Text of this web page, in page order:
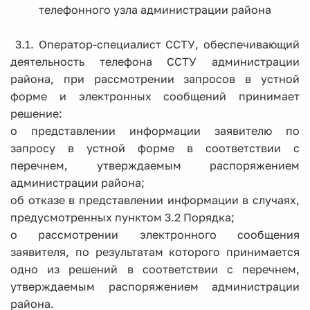
телефонного узла администрации района
3.1. Оператор-специалист ССТУ, обеспечивающий
деятельность телефона ССТУ администрации
района, при рассмотрении запросов в устной
форме и электронных сообщений принимает
решение:
о представлении информации заявителю по
запросу в устной форме в соответствии с
перечнем, утверждаемым распоряжением
администрации района;
об отказе в представлении информации в случаях,
предусмотренных пунктом 3.2 Порядка;
о рассмотрении электронного сообщения
заявителя, по результатам которого принимается
одно из решений в соответствии с перечнем,
утверждаемым распоряжением администрации
района.